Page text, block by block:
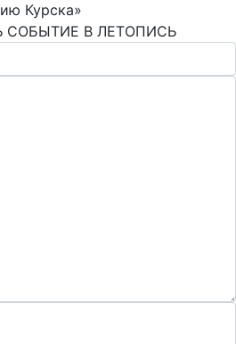
Курска»
СОБЫТИЕ В ЛЕТОПИСЬ